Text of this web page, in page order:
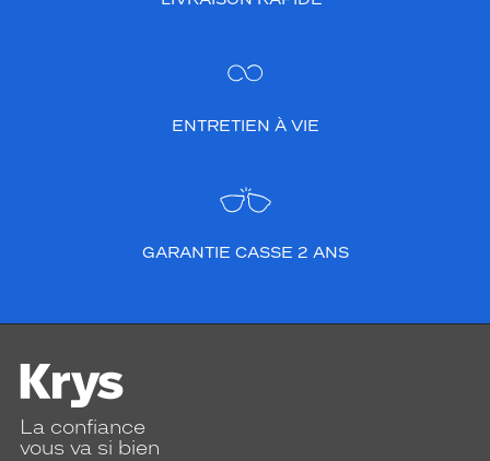
ENTRETIEN À VIE
GARANTIE CASSE 2 ANS
La confiance
vous va si bien